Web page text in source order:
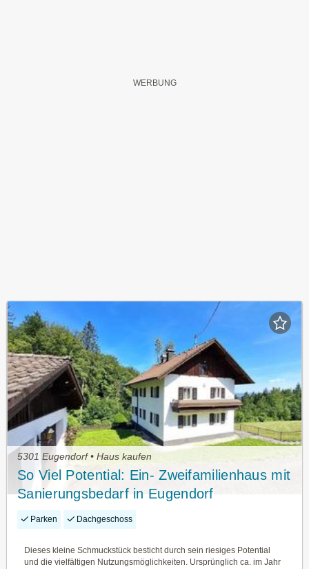
5301 Eugendorf • Haus kaufen
So Viel Potential: Ein- Zweifamilienhaus mit
Sanierungsbedarf in Eugendorf
Parken Dachgeschoss
Dieses kleine Schmuckstück besticht durch sein riesiges Potential
und die vielfältigen Nutzungsmöglichkeiten. Ursprünglich ca. im Jahr